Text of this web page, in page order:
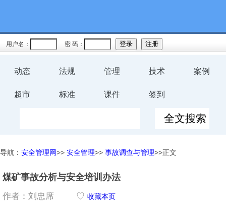
用户名： 密 码：
动态 法规 管理 技术 案例
超市 标准 课件 签到
导航： 安全管理网>> 安全管理>> 事故调查与管理>>正文
煤矿事故分析与安全培训办法
作者：刘忠席 ♡ 收藏本页